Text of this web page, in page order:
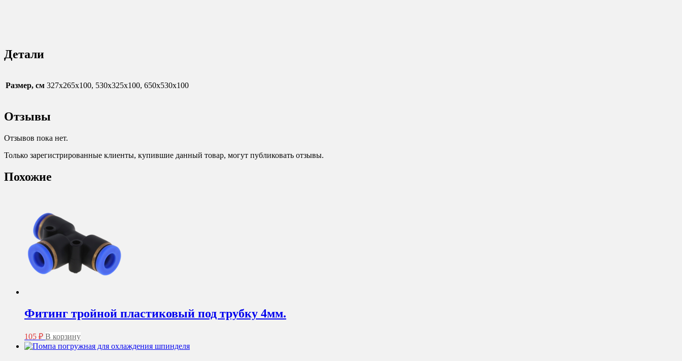
Детали
Размер, см 327х265х100, 530х325х100, 650х530х100
Отзывы
Отзывов пока нет.
Только зарегистрированные клиенты, купившие данный товар, могут публиковать отзывы.
Похожие
Фитинг тройной пластиковый под трубку 4мм.
105 ₽ В корзину